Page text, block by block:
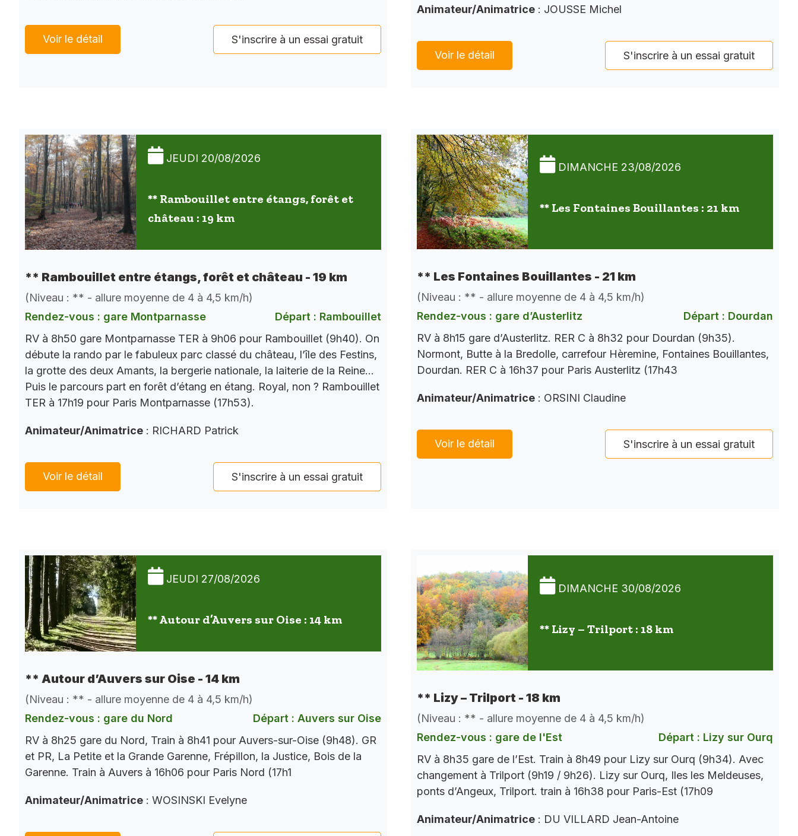
Voir le détail S'inscrire à un essai gratuit
Animateur/Animatrice : JOUSSE Michel
Voir le détail S'inscrire à un essai gratuit
JEUDI 20/08/2026
** Rambouillet entre étangs, forêt et
château : 19 km
** Rambouillet entre étangs, forêt et château - 19 km
(Niveau : ** - allure moyenne de 4 à 4,5 km/h)
Rendez-vous : gare Montparnasse
Départ : Rambouillet
RV à 8h50 gare Montparnasse TER à 9h06 pour Rambouillet (9h40). On
débute la rando par le fabuleux parc classé du château, l’île des Festins,
la grotte des deux Amants, la bergerie nationale, la laiterie de la Reine…
Puis le parcours part en forêt d’étang en étang. Royal, non ? Rambouillet
TER à 17h19 pour Paris Montparnasse (17h53).
Animateur/Animatrice : RICHARD Patrick
Voir le détail S'inscrire à un essai gratuit
DIMANCHE 23/08/2026
** Les Fontaines Bouillantes : 21 km
** Les Fontaines Bouillantes - 21 km
(Niveau : ** - allure moyenne de 4 à 4,5 km/h)
Rendez-vous : gare d’Austerlitz
Départ : Dourdan
RV à 8h15 gare d’Austerlitz. RER C à 8h32 pour Dourdan (9h35).
Normont, Butte à la Bredolle, carrefour Hèremine, Fontaines Bouillantes,
Dourdan. RER C à 16h37 pour Paris Austerlitz (17h43
Animateur/Animatrice : ORSINI Claudine
Voir le détail S'inscrire à un essai gratuit
JEUDI 27/08/2026
** Autour d’Auvers sur Oise : 14 km
** Autour d’Auvers sur Oise - 14 km
(Niveau : ** - allure moyenne de 4 à 4,5 km/h)
Rendez-vous : gare du Nord
Départ : Auvers sur Oise
RV à 8h25 gare du Nord, Train à 8h41 pour Auvers-sur-Oise (9h48). GR
et PR, La Petite et la Grande Garenne, Frépillon, la Justice, Bois de la
Garenne. Train à Auvers à 16h06 pour Paris Nord (17h1
Animateur/Animatrice : WOSINSKI Evelyne
DIMANCHE 30/08/2026
** Lizy – Trilport : 18 km
** Lizy – Trilport - 18 km
(Niveau : ** - allure moyenne de 4 à 4,5 km/h)
Rendez-vous : gare de l'Est
Départ : Lizy sur Ourq
RV à 8h35 gare de l’Est. Train à 8h49 pour Lizy sur Ourq (9h34). Avec
changement à Trilport (9h19 / 9h26). Lizy sur Ourq, Iles les Meldeuses,
ponts d’Angeux, Trilport. train à 16h38 pour Paris-Est (17h09
Animateur/Animatrice : DU VILLARD Jean-Antoine